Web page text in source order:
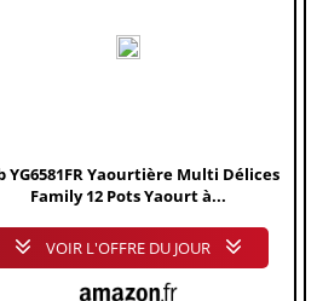
YG6581FR Yaourtière Multi Délices
Family 12 Pots Yaourt à...
VOIR L'OFFRE DU JOUR